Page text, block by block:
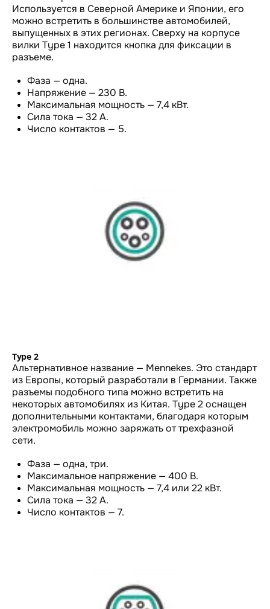
Используется в Северной Америке и Японии, его
можно встретить в большинстве автомобилей,
выпущенных в этих регионах. Сверху на корпусе
вилки Type 1 находится кнопка для фиксации в
разъеме.
Фаза — одна.
Напряжение — 230 В.
Максимальная мощность — 7,4 кВт.
Сила тока — 32 А.
Число контактов — 5.
Type 2
Альтернативное название — Mennekes. Это стандарт
из Европы, который разработали в Германии. Также
разъемы подобного типа можно встретить на
некоторых автомобилях из Китая. Type 2 оснащен
дополнительными контактами, благодаря которым
электромобиль можно заряжать от трехфазной
сети.
Фаза — одна, три.
Максимальное напряжение — 400 В.
Максимальная мощность — 7,4 или 22 кВт.
Сила тока — 32 А.
Число контактов — 7.